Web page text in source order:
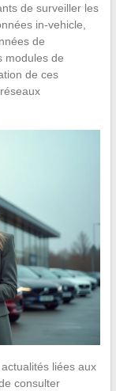
de surveiller les
in-vehicle,
de
modules de
de ces
liées aux
consulter